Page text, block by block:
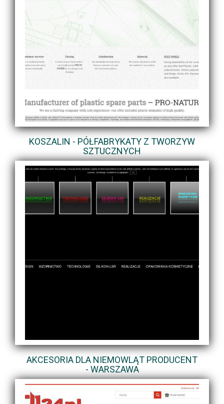
KOSZALIN - PÓŁFABRYKATY Z TWORZYW
SZTUCZNYCH
AKCESORIA DLA NIEMOWLĄT PRODUCENT
- WARSZAWA